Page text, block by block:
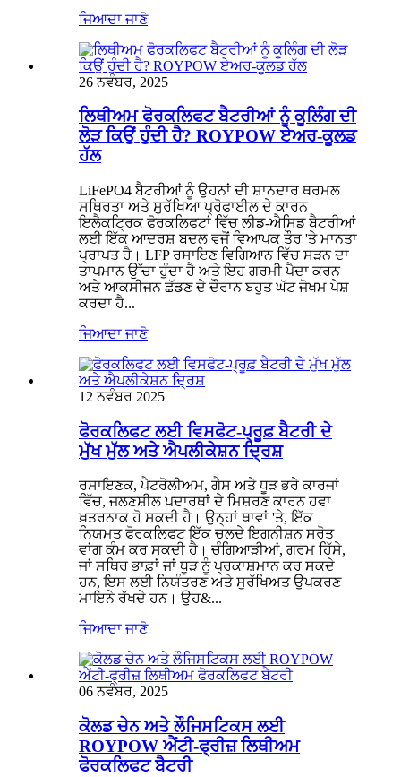
ਜਿਆਦਾ ਜਾਣੋ
26 ਨਵੰਬਰ, 2025
ਲਿਥੀਅਮ ਫੋਰਕਲਿਫਟ ਬੈਟਰੀਆਂ ਨੂੰ ਕੂਲਿੰਗ ਦੀ
ਲੋੜ ਕਿਉਂ ਹੁੰਦੀ ਹੈ? ROYPOW ਏਅਰ-ਕੂਲਡ
ਹੱਲ
LiFePO4 ਬੈਟਰੀਆਂ ਨੂੰ ਉਹਨਾਂ ਦੀ ਸ਼ਾਨਦਾਰ ਥਰਮਲ
ਸਥਿਰਤਾ ਅਤੇ ਸੁਰੱਖਿਆ ਪ੍ਰੋਫਾਈਲ ਦੇ ਕਾਰਨ
ਇਲੈਕਟ੍ਰਿਕ ਫੋਰਕਲਿਫਟਾਂ ਵਿੱਚ ਲੀਡ-ਐਸਿਡ ਬੈਟਰੀਆਂ
ਲਈ ਇੱਕ ਆਦਰਸ਼ ਬਦਲ ਵਜੋਂ ਵਿਆਪਕ ਤੌਰ 'ਤੇ ਮਾਨਤਾ
ਪ੍ਰਾਪਤ ਹੈ। LFP ਰਸਾਇਣ ਵਿਗਿਆਨ ਵਿੱਚ ਸੜਨ ਦਾ
ਤਾਪਮਾਨ ਉੱਚਾ ਹੁੰਦਾ ਹੈ ਅਤੇ ਇਹ ਗਰਮੀ ਪੈਦਾ ਕਰਨ
ਅਤੇ ਆਕਸੀਜਨ ਛੱਡਣ ਦੇ ਦੌਰਾਨ ਬਹੁਤ ਘੱਟ ਜੋਖਮ ਪੇਸ਼
ਕਰਦਾ ਹੈ...
ਜਿਆਦਾ ਜਾਣੋ
12 ਨਵੰਬਰ 2025
ਫੋਰਕਲਿਫਟ ਲਈ ਵਿਸਫੋਟ-ਪ੍ਰੂਫ਼ ਬੈਟਰੀ ਦੇ
ਮੁੱਖ ਮੁੱਲ ਅਤੇ ਐਪਲੀਕੇਸ਼ਨ ਦ੍ਰਿਸ਼
ਰਸਾਇਣਕ, ਪੈਟਰੋਲੀਅਮ, ਗੈਸ ਅਤੇ ਧੂੜ ਭਰੇ ਕਾਰਜਾਂ
ਵਿੱਚ, ਜਲਣਸ਼ੀਲ ਪਦਾਰਥਾਂ ਦੇ ਮਿਸ਼ਰਣ ਕਾਰਨ ਹਵਾ
ਖ਼ਤਰਨਾਕ ਹੋ ਸਕਦੀ ਹੈ। ਉਨ੍ਹਾਂ ਥਾਵਾਂ 'ਤੇ, ਇੱਕ
ਨਿਯਮਤ ਫੋਰਕਲਿਫਟ ਇੱਕ ਚਲਦੇ ਇਗਨੀਸ਼ਨ ਸਰੋਤ
ਵਾਂਗ ਕੰਮ ਕਰ ਸਕਦੀ ਹੈ। ਚੰਗਿਆੜੀਆਂ, ਗਰਮ ਹਿੱਸੇ,
ਜਾਂ ਸਥਿਰ ਭਾਫ਼ਾਂ ਜਾਂ ਧੂੜ ਨੂੰ ਪ੍ਰਕਾਸ਼ਮਾਨ ਕਰ ਸਕਦੇ
ਹਨ, ਇਸ ਲਈ ਨਿਯੰਤਰਣ ਅਤੇ ਸੁਰੱਖਿਅਤ ਉਪਕਰਣ
ਮਾਇਨੇ ਰੱਖਦੇ ਹਨ। ਉਹ&...
ਜਿਆਦਾ ਜਾਣੋ
06 ਨਵੰਬਰ, 2025
ਕੋਲਡ ਚੇਨ ਅਤੇ ਲੌਜਿਸਟਿਕਸ ਲਈ
ROYPOW ਐਂਟੀ-ਫ੍ਰੀਜ਼ ਲਿਥੀਅਮ
ਫੋਰਕਲਿਫਟ ਬੈਟਰੀ